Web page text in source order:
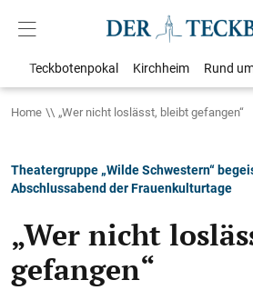
Teckbotenpokal Kirchheim Rund
Home „Wer nicht loslässt, bleibt gefangen“
Theatergruppe „Wilde Schwestern“
Abschlussabend der Frauenkulturtage
„Wer nicht
gefangen“